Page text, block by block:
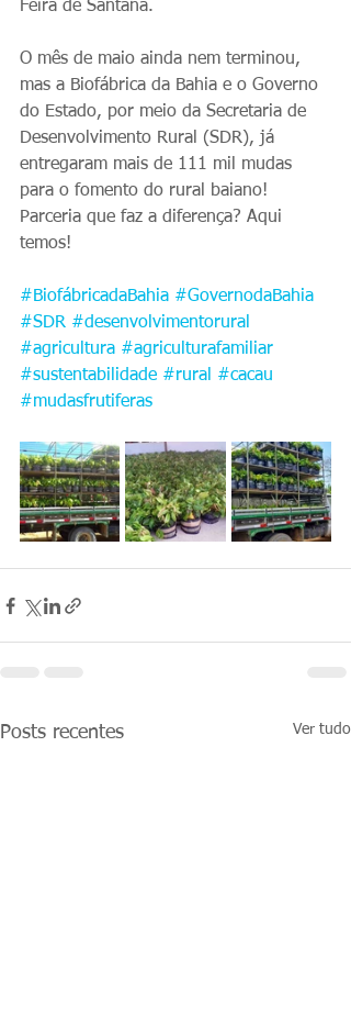
Feira de Santana.
O mês de maio ainda nem terminou,
mas a Biofábrica da Bahia e o Governo
do Estado, por meio da Secretaria de
Desenvolvimento Rural (SDR), já
entregaram mais de 111 mil mudas
para o fomento do rural baiano!
Parceria que faz a diferença? Aqui
temos!
#BiofábricadaBahia #GovernodaBahia
#SDR #desenvolvimentorural
#agricultura #agriculturafamiliar
#sustentabilidade #rural
#cacau
#mudasfrutiferas
Posts recentes Ver tudo